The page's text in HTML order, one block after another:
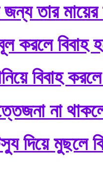
তার মায়ের
করলে বিবাহ
বিবাহ
না
দিয়ে